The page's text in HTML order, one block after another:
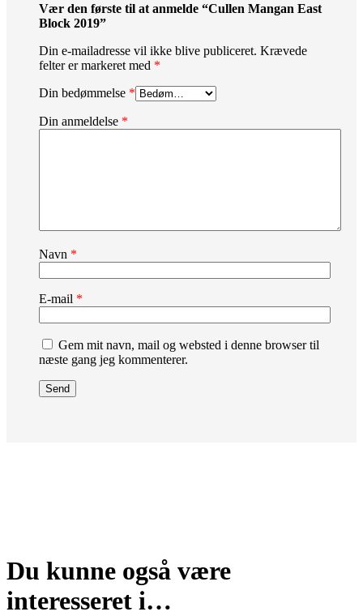
Vær den første til at anmelde “Cullen Mangan East
Block 2019”
Din e-mailadresse vil ikke blive publiceret. Krævede
felter er markeret med *
Din bedømmelse *
Din anmeldelse *
Navn *
E-mail *
Gem mit navn, mail og websted i denne browser til
næste gang jeg kommenterer.
Du kunne også være
interesseret i…